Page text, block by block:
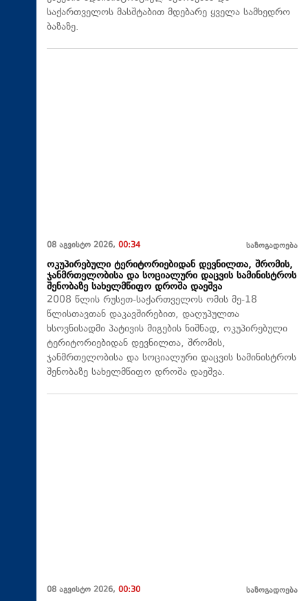
საქართველოს მასშტაბით მდებარე ყველა სამხედრო
ბაზაზე.
08 აგვისტო 2026, 00:34 საზოგადოება
ოკუპირებული ტერიტორიებიდან დევნილთა, შრომის,
ჯანმრთელობისა და სოციალური დაცვის სამინისტროს
შენობაზე სახელმწიფო დროშა დაეშვა
2008 წლის რუსეთ-საქართველოს ომის მე-18
წლისთავთან დაკავშირებით, დაღუპულთა
ხსოვნისადმი პატივის მიგების ნიშნად, ოკუპირებული
ტერიტორიებიდან დევნილთა, შრომის,
ჯანმრთელობისა და სოციალური დაცვის სამინისტროს
შენობაზე სახელმწიფო დროშა დაეშვა.
08 აგვისტო 2026, 00:30 საზოგადოება